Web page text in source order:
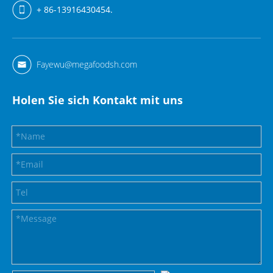
+ 86-13916430454.
Fayewu@megafoodsh.com
Holen Sie sich Kontakt mit uns